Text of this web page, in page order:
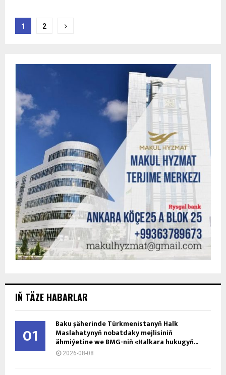
Posts
1 2
IŇ TÄZE HABARLAR
01 Baku şäherinde Türkmenistanyň Halk
Maslahatynyň nobatdaky mejlisiniň
ähmiýetine we BMG-niň «Halkara hukugyň...
2026-08-08